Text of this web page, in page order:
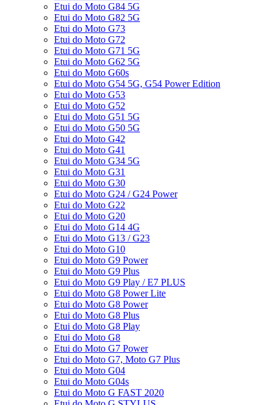
Etui do Moto G84 5G
Etui do Moto G82 5G
Etui do Moto G73
Etui do Moto G72
Etui do Moto G71 5G
Etui do Moto G62 5G
Etui do Moto G60s
Etui do Moto G54 5G, G54 Power Edition
Etui do Moto G53
Etui do Moto G52
Etui do Moto G51 5G
Etui do Moto G50 5G
Etui do Moto G42
Etui do Moto G41
Etui do Moto G34 5G
Etui do Moto G31
Etui do Moto G30
Etui do Moto G24 / G24 Power
Etui do Moto G22
Etui do Moto G20
Etui do Moto G14 4G
Etui do Moto G13 / G23
Etui do Moto G10
Etui do Moto G9 Power
Etui do Moto G9 Plus
Etui do Moto G9 Play / E7 PLUS
Etui do Moto G8 Power Lite
Etui do Moto G8 Power
Etui do Moto G8 Plus
Etui do Moto G8 Play
Etui do Moto G8
Etui do Moto G7 Power
Etui do Moto G7, Moto G7 Plus
Etui do Moto G04
Etui do Moto G04s
Etui do Moto G FAST 2020